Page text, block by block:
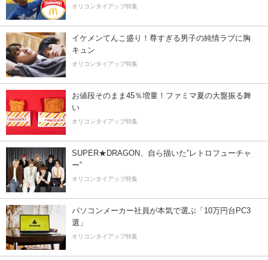
オリコンタイアップ特集
イケメンてんこ盛り！尊すぎる男子の純情ラブに胸
キュン
オリコンタイアップ特集
お値段そのまま45％増量！ファミマ夏の大盤振る舞
い
オリコンタイアップ特集
SUPER★DRAGON、自ら描いた”レトロフューチャ
ー”
オリコンタイアップ特集
パソコンメーカー社員が本気で選ぶ「10万円台PC3
選」
オリコンタイアップ特集